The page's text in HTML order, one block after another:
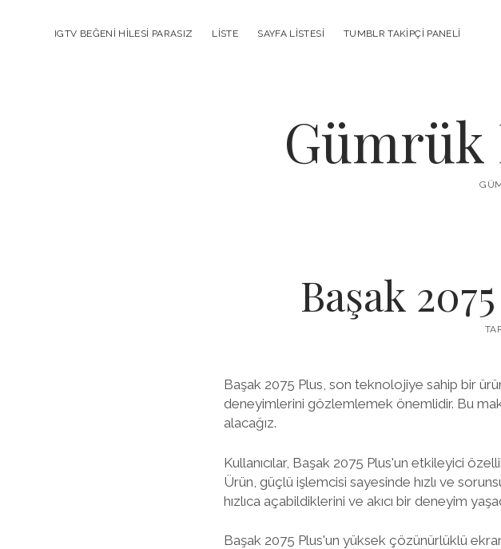
IGTV BEĞENI HILESI PARASIZ LISTE SAYFA LISTESI TUMBLR TAKIPÇI PANELI
Gümrük
Başak
Başak 2075 Plus, son teknolojiye sahip bir
deneyimlerini gözlemlemek önemlidir. Bu
alacağız.
Kullanıcılar, Başak 2075 Plus'un etkileyici
Ürün, güçlü işlemcisi sayesinde hızlı ve
hızlıca açabildiklerini ve akıcı bir deneyim
Başak 2075 Plus'un yüksek çözünürlüklü